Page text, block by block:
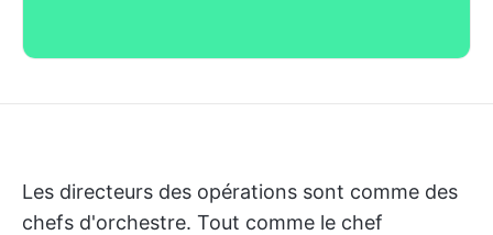
Les directeurs des opérations sont comme des
chefs d'orchestre. Tout comme le chef